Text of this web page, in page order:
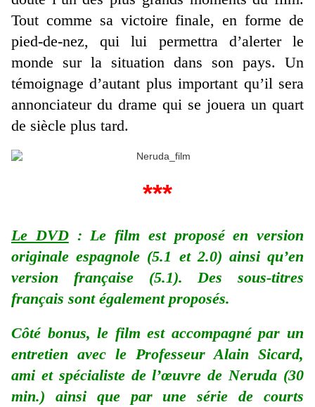
Tout comme sa victoire finale, en forme de
pied-de-nez, qui lui permettra d’alerter le
monde sur la situation dans son pays. Un
témoignage d’autant plus important qu’il sera
annonciateur du drame qui se jouera un quart
de siècle plus tard.
***
Le DVD: Le film est proposé en version
originale espagnole (5.1 et 2.0) ainsi qu’en
version française (5.1). Des sous-titres
français sont également proposés.
Côté bonus, le film est accompagné par un
entretien avec le Professeur Alain Sicard,
ami et spécialiste de l’œuvre de Neruda (30
min.) ainsi que par une série de courts